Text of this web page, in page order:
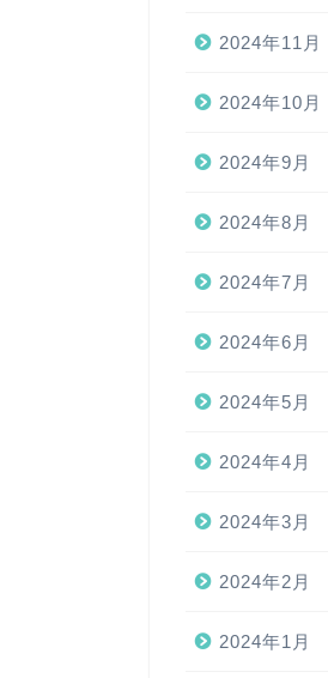
2024年11月
2024年10月
2024年9月
2024年8月
2024年7月
2024年6月
2024年5月
2024年4月
2024年3月
2024年2月
2024年1月